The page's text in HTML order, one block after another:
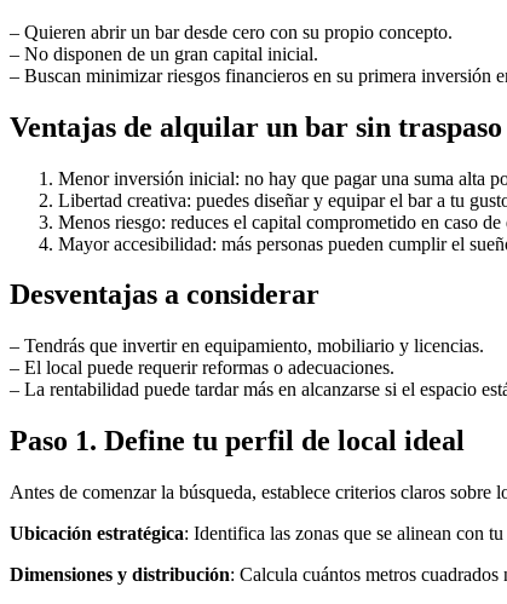
– Quieren abrir un bar desde cero con su propio concepto.
– No disponen de un gran capital inicial.
– Buscan minimizar riesgos financieros en su primera inversión
Ventajas de alquilar un bar sin traspaso
Menor inversión inicial: no hay que pagar una suma alta
Libertad creativa: puedes diseñar y equipar el bar a tu
Menos riesgo: reduces el capital comprometido en caso
Mayor accesibilidad: más personas pueden cumplir el
Desventajas a considerar
– Tendrás que invertir en equipamiento, mobiliario y licencias.
– El local puede requerir reformas o adecuaciones.
– La rentabilidad puede tardar más en alcanzarse si el espacio
Paso 1. Define tu perfil de local ideal
Antes de comenzar la búsqueda, establece criterios claros sobre
Ubicación estratégica: Identifica las zonas que se alinean con
Dimensiones y distribución: Calcula cuántos metros